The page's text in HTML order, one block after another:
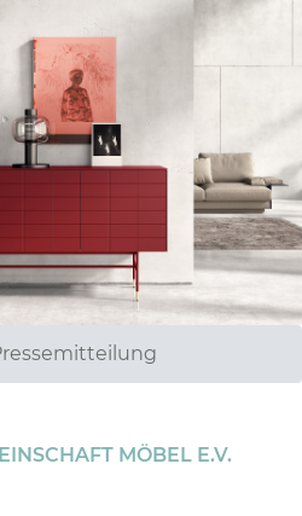
MÖBEL E.V.